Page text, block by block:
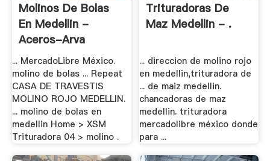
Molinos De Bolas
En Medellin -
Aceros-Arva
... MercadoLibre México.
molino de bolas ... Repeat
CASA DE TRAVESTIS
MOLINO ROJO MEDELLIN.
... molino de bolas en
medellin Home > XSM
Trituradora 04 > molino .
Trituradoras De
Maz Medellin - .
... direccion de molino rojo
en medellin,trituradora de
... de maiz medellin.
chancadoras de maz
medellin. trituradora
mercadolibre méxico donde
para ...